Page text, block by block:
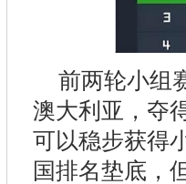
前两轮小组
澳大利亚，夺
可以稳步获得
国排名垫底，